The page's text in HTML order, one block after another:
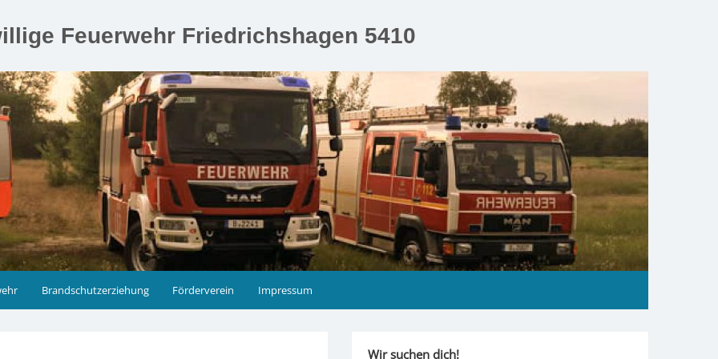
Feuerwehr Friedrichshagen 5410
Brandschutzerziehung Förderverein Impressum
Wir suchen dich!